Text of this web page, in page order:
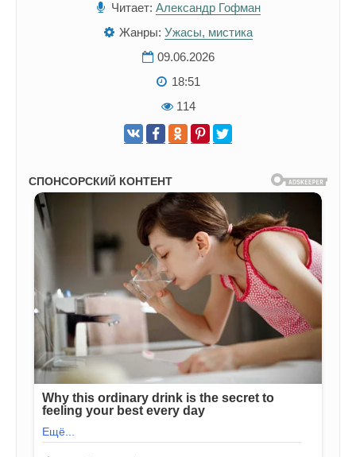
Читает: Александр Гофман
Жанры: Ужасы, мистика
09.06.2026
18:51
114